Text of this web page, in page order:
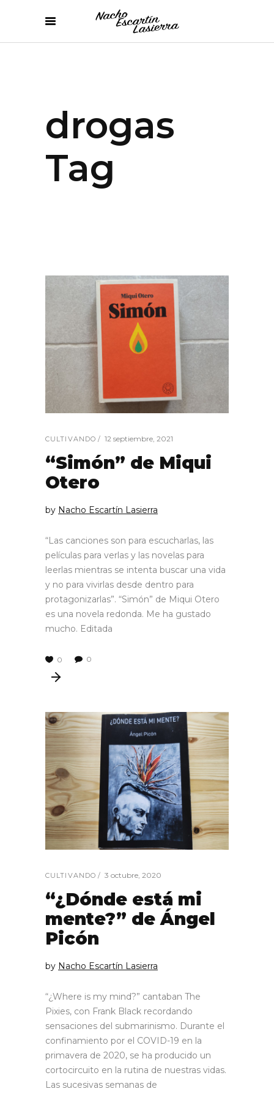
drogas
Tag
CULTIVANDO 12 septiembre, 2021
“Simón” de Miqui
Otero
by Nacho Escartín Lasierra
“Las canciones son para escucharlas, las
películas para verlas y las novelas para
leerlas mientras se intenta buscar una vida
y no para vivirlas desde dentro para
protagonizarlas”. “Simón” de Miqui Otero
es una novela redonda. Me ha gustado
mucho. Editada
0 0
CULTIVANDO 3 octubre, 2020
“¿Dónde está mi
mente?” de Ángel
Picón
by Nacho Escartín Lasierra
“¿Where is my mind?” cantaban The
Pixies, con Frank Black recordando
sensaciones del submarinismo. Durante el
confinamiento por el COVID-19 en la
primavera de 2020, se ha producido un
cortocircuito en la rutina de nuestras vidas.
Las sucesivas semanas de